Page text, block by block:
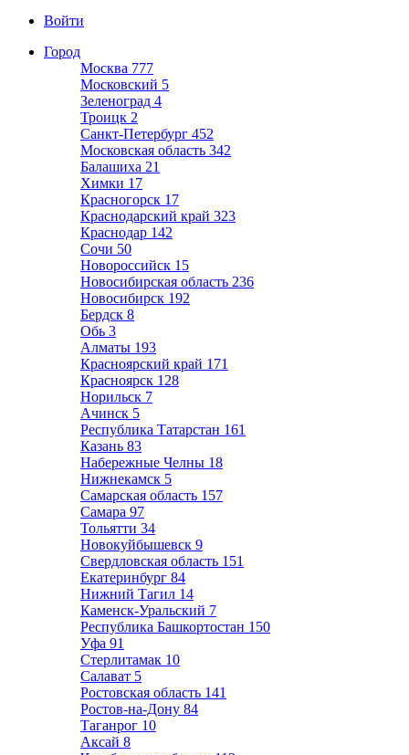
Войти
Город
Москва 777
Московский 5
Зеленоград 4
Троицк 2
Санкт-Петербург 452
Московская область 342
Балашиха 21
Химки 17
Красногорск 17
Краснодарский край 323
Краснодар 142
Сочи 50
Новороссийск 15
Новосибирская область 236
Новосибирск 192
Бердск 8
Обь 3
Алматы 193
Красноярский край 171
Красноярск 128
Норильск 7
Ачинск 5
Республика Татарстан 161
Казань 83
Набережные Челны 18
Нижнекамск 5
Самарская область 157
Самара 97
Тольятти 34
Новокуйбышевск 9
Свердловская область 151
Екатеринбург 84
Нижний Тагил 14
Каменск-Уральский 7
Республика Башкортостан 150
Уфа 91
Стерлитамак 10
Салават 5
Ростовская область 141
Ростов-на-Дону 84
Таганрог 10
Аксай 8